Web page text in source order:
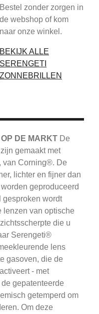
Bestel zonder zorgen in
de webshop of kom
naar onze winkel.
BEKIJK ALLE
SERENGETI
ZONNEBRILLEN
DE MARKT De
gemaakt met
van Corning®. De
lichter en fijner dan
geproduceerd
gesproken wordt
lenzen van optische
die u
Serengeti®
lens
gasoven, die de
- met
gepatenteerde
getemperd om
Om deze